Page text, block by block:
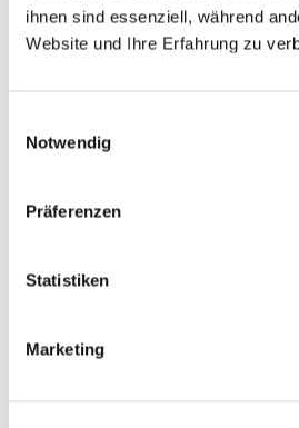
ihnen sind essenziell, während
Website und Ihre Erfahrung zu
Notwendig
Präferenzen
Statistiken
Marketing